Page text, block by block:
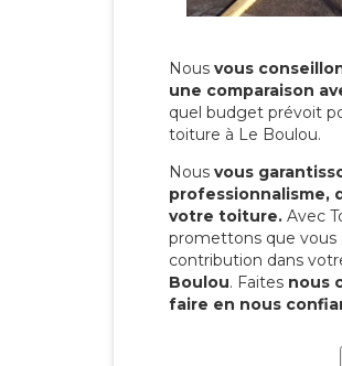
Nous vous
une comparaison
quel budget prévoit
toiture à Le Boulou.
Nous vous
professionnalisme,
votre toiture. Avec
promettons que vous
contribution dans
Boulou. Faites nous
faire en nous